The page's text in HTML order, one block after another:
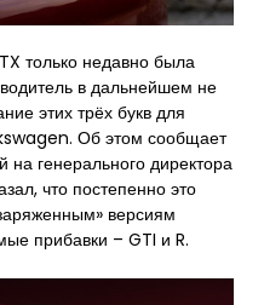
только недавно была
в дальнейшем не
этих трёх букв для
Об этом сообщает
генерального директора
что постепенно это
версиям
прибавки – GTI и R.